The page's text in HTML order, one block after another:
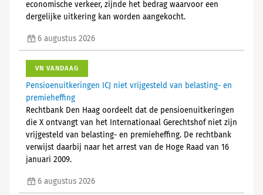
economische verkeer, zijnde het bedrag waarvoor een
dergelijke uitkering kan worden aangekocht.
6 augustus 2026
VN VANDAAG
Pensioenuitkeringen ICJ niet vrijgesteld van belasting- en
premieheffing
Rechtbank Den Haag oordeelt dat de pensioenuitkeringen
die X ontvangt van het Internationaal Gerechtshof niet zijn
vrijgesteld van belasting- en premieheffing. De rechtbank
verwijst daarbij naar het arrest van de Hoge Raad van 16
januari 2009.
6 augustus 2026